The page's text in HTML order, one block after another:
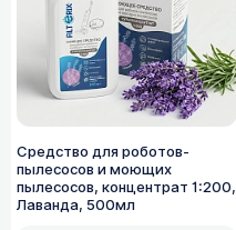
Средство для роботов-
пылесосов и моющих
пылесосов, концентрат 1:200,
Лаванда, 500мл